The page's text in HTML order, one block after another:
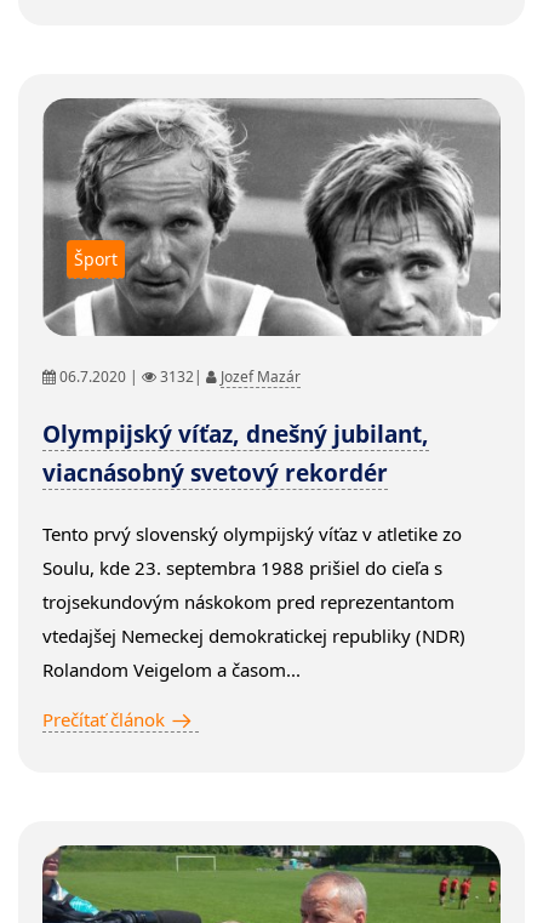
Šport
06.7.2020 | 3132| Jozef Mazár
Olympijský víťaz, dnešný jubilant,
viacnásobný svetový rekordér
Tento prvý slovenský olympijský víťaz v atletike zo
Soulu, kde 23. septembra 1988 prišiel do cieľa s
trojsekundovým náskokom pred reprezentantom
vtedajšej Nemeckej demokratickej republiky (NDR)
Rolandom Veigelom a časom...
Prečítať článok